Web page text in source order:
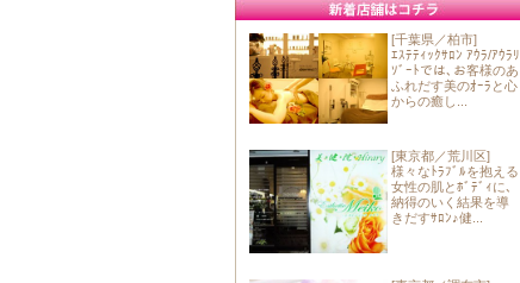
[千葉県／柏市]
ｴｽﾃﾃｨｯｸｻﾛﾝ ｱｳﾗ/ｱｳﾗﾘ
ｿﾞｰﾄでは､お客様のあ
ふれだす美のｵｰﾗと心
からの癒し...
[東京都／荒川区]
様々なﾄﾗﾌﾞﾙを抱える
女性の肌とﾎﾞﾃﾞｨに､
納得のいく結果を導
きだすｻﾛﾝ♪健...